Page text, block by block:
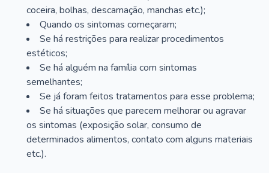
coceira, bolhas, descamação, manchas etc.);
Quando os sintomas começaram;
Se há restrições para realizar procedimentos
estéticos;
Se há alguém na família com sintomas
semelhantes;
Se já foram feitos tratamentos para esse problema;
Se há situações que parecem melhorar ou agravar
os sintomas (exposição solar, consumo de
determinados alimentos, contato com alguns materiais
etc.).